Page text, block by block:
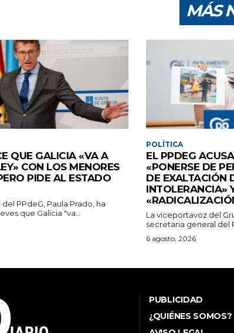
MÁS
QUE GALICIA «VA A
CON LOS MENORES
PIDE AL ESTADO
PPdeG, Paula Prado, ha
que Galicia "va...
POLÍTICA
EL PPDEG
«PONERSE DE
DE EXALTACIÓN
INTOLERANCIA»
La viceportavoz del
secretaria general del
6 agosto, 2026
PUBLICIDAD
¿QUIÉNES SOMOS?